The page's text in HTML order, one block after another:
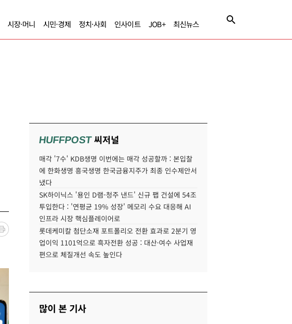
시장·머니 시민·경제 정치·사회 인사이트 JOB+ 최신뉴스
HUFFPOST씨저널
매각 '7수' KDB생명 이번에는 매각 성공할까 : 본입찰
에 한화생명 흥국생명 한국금융지주가 최종 인수제안서
냈다
SK하이닉스 '용인 D램-청주 낸드' 신규 팹 건설에 54조
투입한다 : '연평균 19% 성장' 메모리 수요 대응해 AI
인프라 시장 핵심플레이어로
롯데케미칼 첨단소재 포트폴리오 전환 효과로 2분기 영
업이익 1101억으로 흑자전환 성공 : 대산·여수 사업재
편으로 체질개선 속도 높인다
많이 본 기사